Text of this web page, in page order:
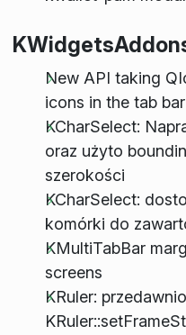
New API taking
icons in the tab bar
KCharSelect:
oraz użyto
szerokości
KCharSelect:
komórki do
KMultiTabBar
screens
KRuler: